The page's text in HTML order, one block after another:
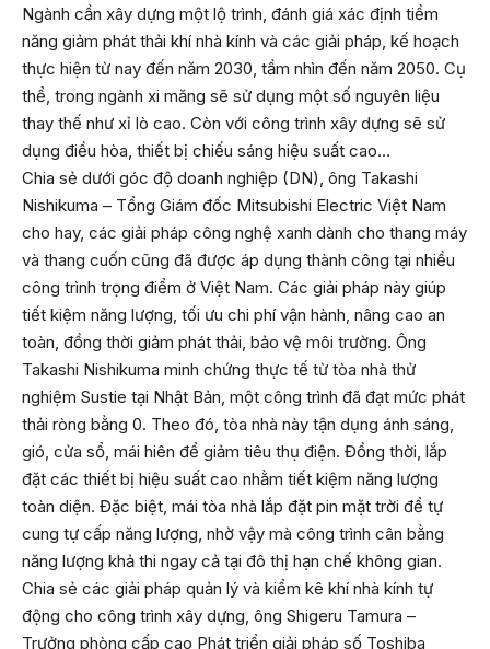
Ngành cần xây dựng một lộ trình, đánh giá xác định tiềm
năng giảm phát thải khí nhà kính và các giải pháp, kế hoạch
thực hiện từ nay đến năm 2030, tầm nhìn đến năm 2050. Cụ
thể, trong ngành xi măng sẽ sử dụng một số nguyên liệu
thay thế như xỉ lò cao. Còn với công trình xây dựng sẽ sử
dụng điều hòa, thiết bị chiếu sáng hiệu suất cao…
Chia sẻ dưới góc độ doanh nghiệp (DN), ông Takashi
Nishikuma – Tổng Giám đốc Mitsubishi Electric Việt Nam
cho hay, các giải pháp công nghệ xanh dành cho thang máy
và thang cuốn cũng đã được áp dụng thành công tại nhiều
công trình trọng điểm ở Việt Nam. Các giải pháp này giúp
tiết kiệm năng lượng, tối ưu chi phí vận hành, nâng cao an
toàn, đồng thời giảm phát thải, bảo vệ môi trường. Ông
Takashi Nishikuma minh chứng thực tế từ tòa nhà thử
nghiệm Sustie tại Nhật Bản, một công trình đã đạt mức phát
thải ròng bằng 0. Theo đó, tòa nhà này tận dụng ánh sáng,
gió, cửa sổ, mái hiên để giảm tiêu thụ điện. Đồng thời, lắp
đặt các thiết bị hiệu suất cao nhằm tiết kiệm năng lượng
toàn diện. Đặc biệt, mái tòa nhà lắp đặt pin mặt trời để tự
cung tự cấp năng lượng, nhờ vậy mà công trình cân bằng
năng lượng khả thi ngay cả tại đô thị hạn chế không gian.
Chia sẻ các giải pháp quản lý và kiểm kê khí nhà kính tự
động cho công trình xây dựng, ông Shigeru Tamura –
Trưởng phòng cấp cao Phát triển giải pháp số Toshiba